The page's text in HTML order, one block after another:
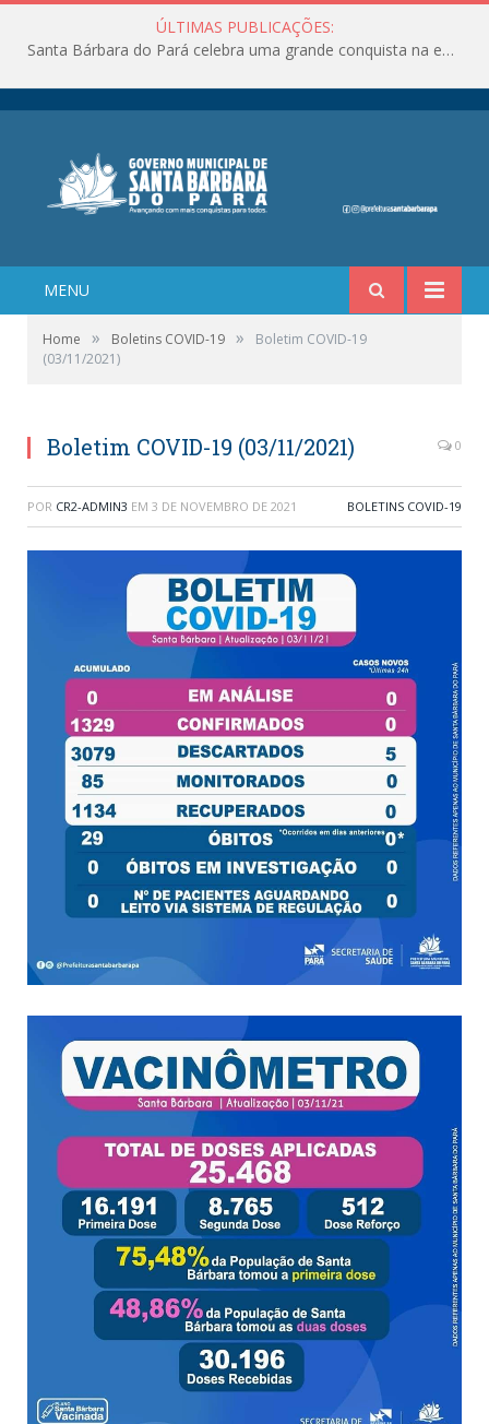
ÚLTIMAS PUBLICAÇÕES:
Santa Bárbara do Pará celebra uma grande conquista na educação!
MENU
Home » Boletins COVID-19 »
Boletim COVID-19
(03/11/2021)
Boletim COVID-19 (03/11/2021) 0
POR CR2-ADMIN3 EM 3 DE NOVEMBRO DE 2021 BOLETINS COVID-19